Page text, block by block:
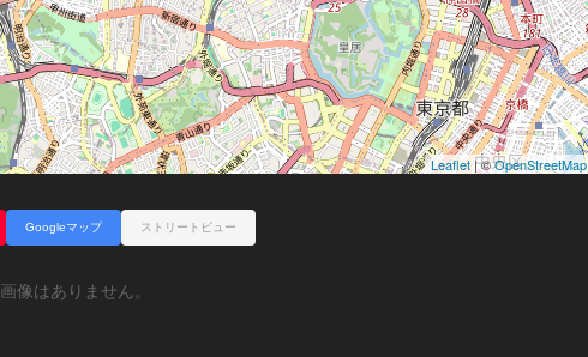
Leaflet| ©OpenStreetMap
Googleマップ ストリートビュー
画像はありません。